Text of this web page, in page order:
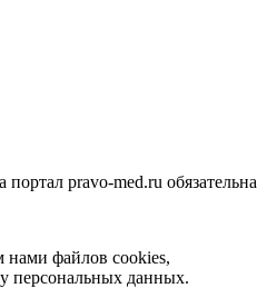
pravo-med.ru обязательна
нами файлов cookies,
персональных данных.